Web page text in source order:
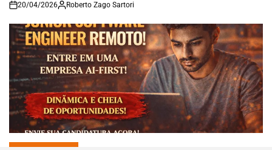
on
20/04/2026 Roberto Zago Sartori
VAGAS DE EMPREGO